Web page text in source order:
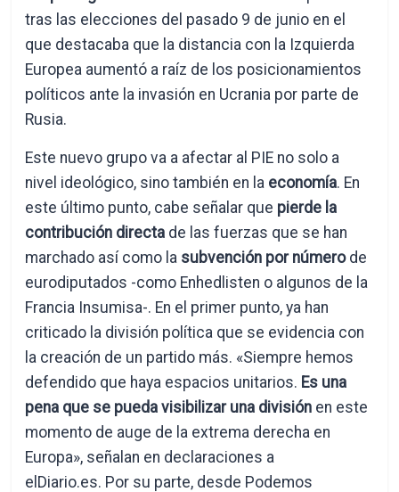
tras las elecciones del pasado 9 de junio en el
que destacaba que la distancia con la Izquierda
Europea aumentó a raíz de los posicionamientos
políticos ante la invasión en Ucrania por parte de
Rusia.
Este nuevo grupo va a afectar al PIE no solo a
nivel ideológico, sino también en la economía. En
este último punto, cabe señalar que pierde la
contribución directa de las fuerzas que se han
marchado así como la subvención por número de
eurodiputados -como Enhedlisten o algunos de la
Francia Insumisa-. En el primer punto, ya han
criticado la división política que se evidencia con
la creación de un partido más. «Siempre hemos
defendido que haya espacios unitarios. Es una
pena que se pueda visibilizar una división en este
momento de auge de la extrema derecha en
Europa», señalan en declaraciones a
elDiario.es. Por su parte, desde Podemos